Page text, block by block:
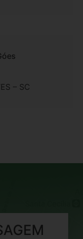
– SC